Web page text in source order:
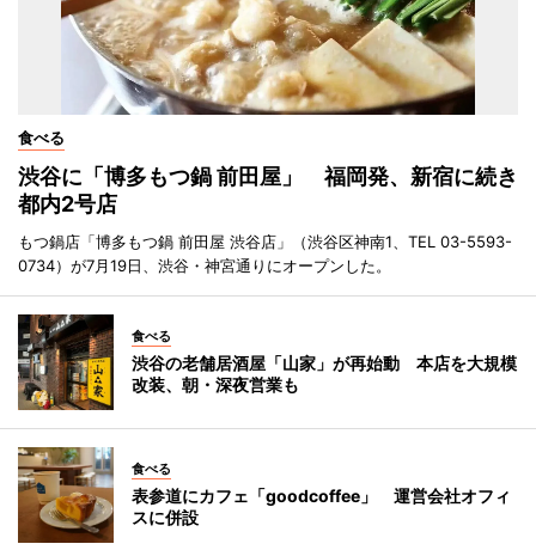
食べる
渋谷に「博多もつ鍋 前田屋」 福岡発、新宿に続き
都内2号店
もつ鍋店「博多もつ鍋 前田屋 渋谷店」（渋谷区神南1、TEL 03-5593-
0734）が7月19日、渋谷・神宮通りにオープンした。
食べる
渋谷の老舗居酒屋「山家」が再始動 本店を大規模
改装、朝・深夜営業も
食べる
表参道にカフェ「goodcoffee」 運営会社オフィ
スに併設